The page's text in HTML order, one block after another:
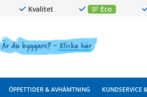
Kvalitet Eco
ÖPPETTIDER & AVHÄMTNING KUNDSERVICE